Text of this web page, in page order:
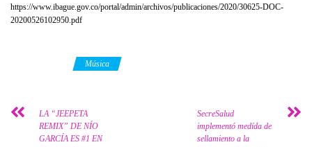
https://www.ibague.gov.co/portal/admin/archivos/publicaciones/2020/30625-DOC-
20200526102950.pdf
Música
LA “JEEPETA
REMIX” DE NÍO
GARCÍA ES #1 EN
SecreSalud
implementó medída de
sellamiento a la